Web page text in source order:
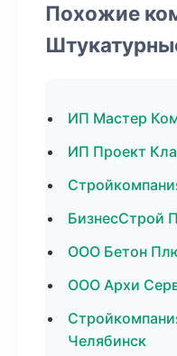
Похожие
ИП Мастер
ИП Проект
БизнесСтрой
ООО Бетон
ООО Архи
Челябинск